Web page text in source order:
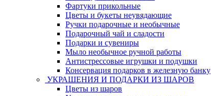
Фартуки прикольные
Цветы и букеты неувядающие
Ручки подарочные и необычные
Подарочный чай и сладости
Подарки и сувениры
Мыло необычное ручной работы
Антистрессовые игрушки и подушки
Консервация подарков в железную банку
УКРАШЕНИЯ И ПОДАРКИ ИЗ ШАРОВ
Цветы из шаров